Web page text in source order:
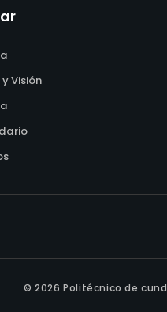
Visión
© 2026 Politécnico de